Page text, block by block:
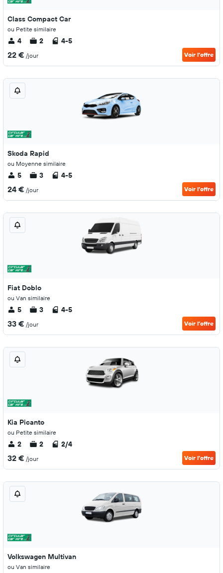
Class Compact Car
ou Petite similaire
4 2 4-5
22 € /jour Voir l’offre
Skoda Rapid
ou Moyenne similaire
5 3 4-5
24 € /jour Voir l’offre
Fiat Doblo
ou Van similaire
5 3 4-5
33 € /jour Voir l’offre
Kia Picanto
ou Petite similaire
2 2 2/4
32 € /jour Voir l’offre
Volkswagen Multivan
ou Van similaire